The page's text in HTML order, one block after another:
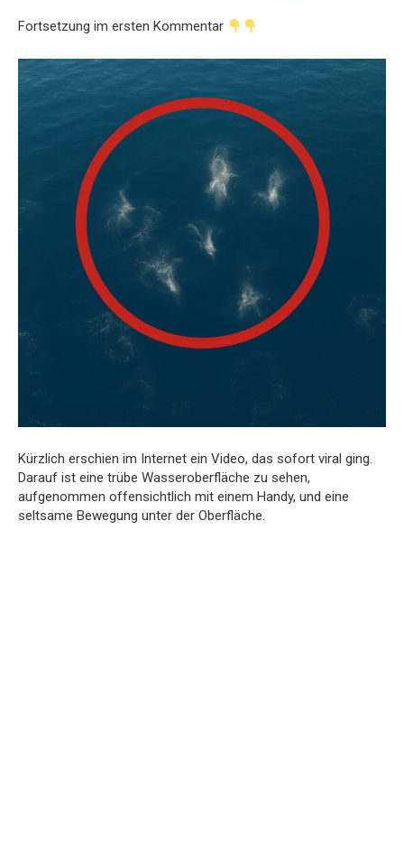
Fortsetzung im ersten Kommentar
Kürzlich erschien im Internet ein Video, das sofort viral ging.
Darauf ist eine trübe Wasseroberfläche zu sehen,
aufgenommen offensichtlich mit einem Handy, und eine
seltsame Bewegung unter der Oberfläche.